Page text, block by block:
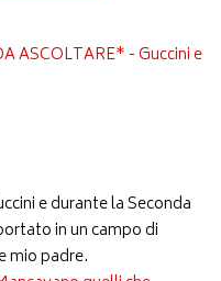
ASCOLTARE* - Guccini e
e durante la Seconda
in un campo di
mio padre.